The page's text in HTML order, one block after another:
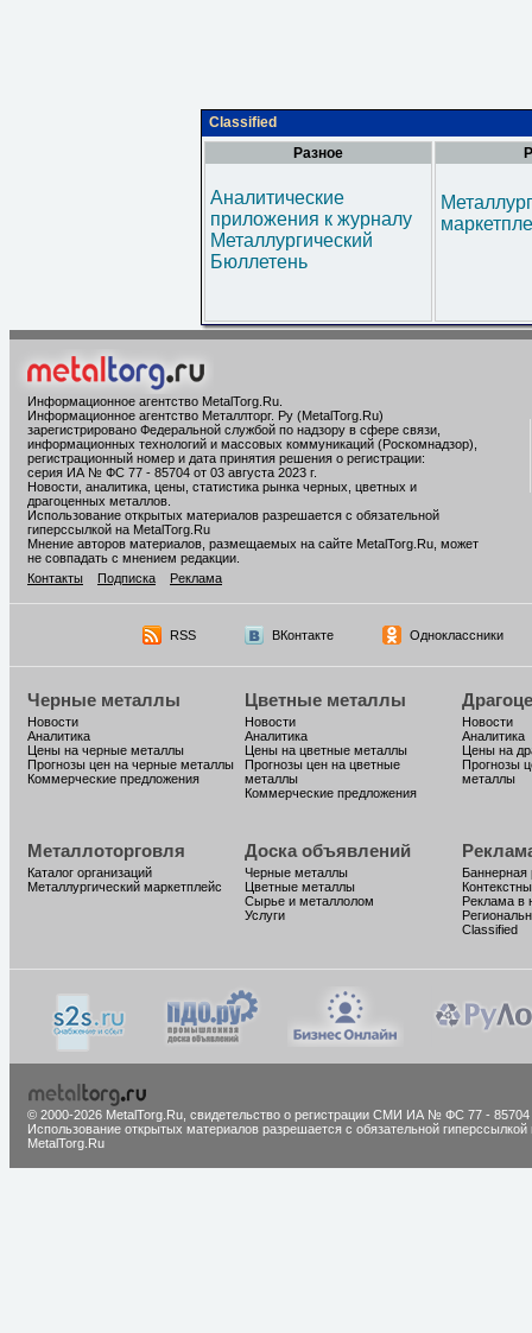
Classified
Разное
Аналитические
приложения к журналу
Металлургический
Бюллетень
Информационное агентство MetalTorg.Ru
Информационное агентство Металлторг. Ру (MetalTorg.Ru)
зарегистрировано Федеральной службой по надзору в сфере связи,
информационных технологий и массовых коммуникаций (Роскомнадзор),
регистрационный номер и дата принятия решения о регистрации:
серия ИА № ФС 77 - 85704 от 03 августа 2023 г.
Новости, аналитика, цены, статистика рынка черных, цветных и
драгоценных металлов.
Использование открытых материалов разрешается с обязательной
гиперссылкой на MetalTorg.Ru
Мнение авторов материалов, размещаемых на сайте MetalTorg.Ru, может
не совпадать с мнением редакции.
Контакты
Подписка Реклама
RSS ВКонтакте Одноклассники
Черные металлы
Новости
Аналитика
Цены на черные металлы
Прогнозы цен на черные металлы
Коммерческие предложения
Цветные металлы
Новости
Аналитика
Цены на цветные металлы
Прогнозы цен на цветные
металлы
Коммерческие предложения
Новости
Аналитика
Цены на
Прогнозы
металлы
Металлоторговля
Каталог организаций
Металлургический маркетплейс
Доска объявлений
Черные металлы
Цветные металлы
Сырье и металлолом
Услуги
Баннерная
Реклама в
Classified
© 2000-2026 MetalTorg.Ru, cвидетельство о регистрации СМИ ИА № ФС 77 - 85704
Использование открытых материалов разрешается с обязательной гиперссылкой
MetalTorg.Ru